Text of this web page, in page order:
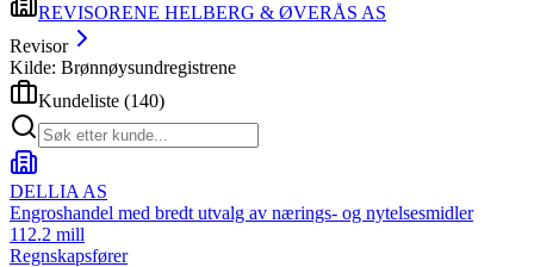
REVISORENE HELBERG & ØVERÅS AS
Revisor
Kilde: Brønnøysundregistrene
Kundeliste (140)
DELLIA AS
Engroshandel med bredt utvalg av nærings- og nytelsesmidler
112.2 mill
Regnskapsfører